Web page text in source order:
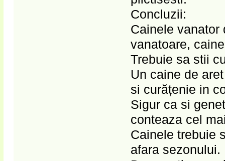
Concluzii:
Cainele vanator
vanatoare,
Trebuie sa stii
Un caine de
si curățenie in
Sigur ca si
conteaza cel
Cainele trebuie
afara sezonului.